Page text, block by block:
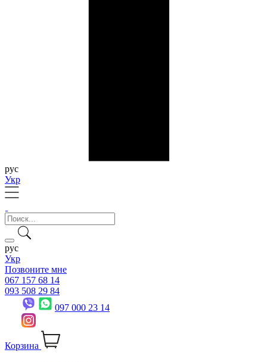
рус
Укр
рус
Укр
Позвоните мне
067 157 68 14
093 508 29 84
097 000 23 14
Корзина